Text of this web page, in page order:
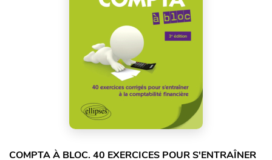
COMPTA À BLOC. 40 EXERCICES POUR S'ENTRAÎNER